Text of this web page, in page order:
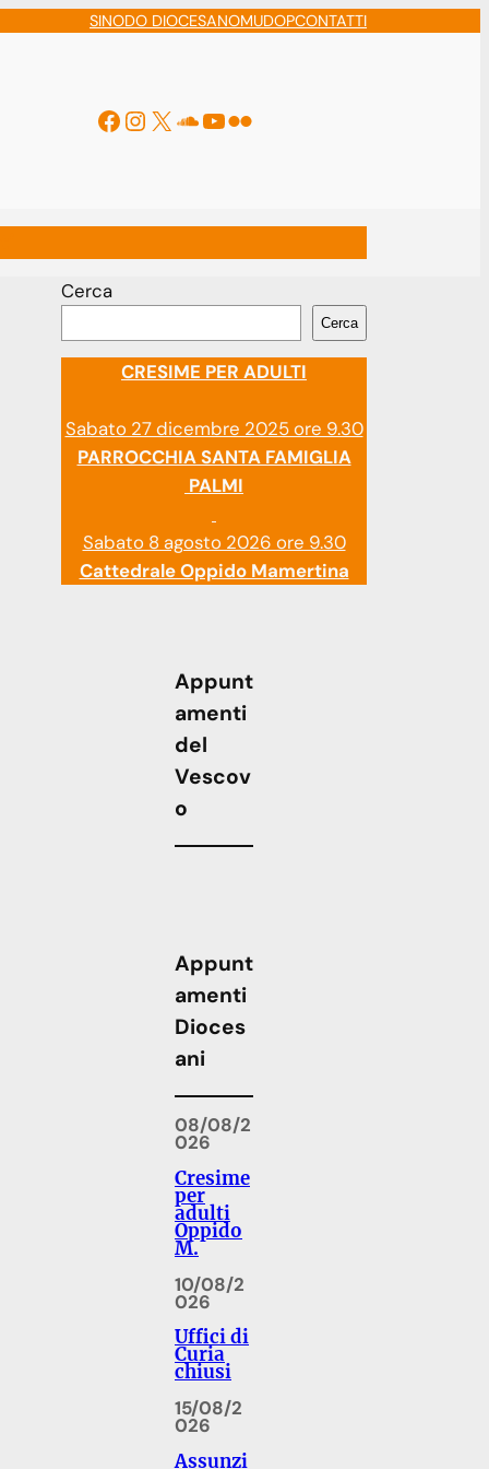
SINODO DIOCESANOMUDOPCONTATTI
Facebook
Instagram
X Soundcloud
YouTube
Flickr
Cerca
Cerca
CRESIME PER ADULTI
Sabato 27 dicembre 2025 ore 9.30
PARROCCHIA SANTA FAMIGLIA
PALMI
Sabato 8 agosto 2026 ore 9.30
Cattedrale Oppido Mamertina
Appunt
amenti
del
Vescov
o
Appunt
amenti
Dioces
ani
08/08/2
026
Cresime
per
adulti
Oppido
M.
10/08/2
026
Uffici di
Curia
chiusi
15/08/2
026
Assunzi